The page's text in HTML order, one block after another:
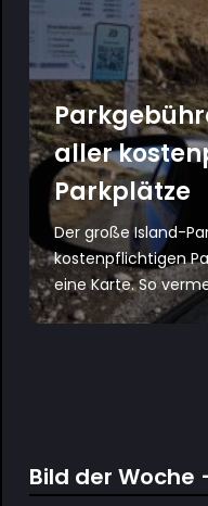
aller
Parkplätze
Der große Island-
kostenpflichtigen
eine Karte. So
Bild der Woche